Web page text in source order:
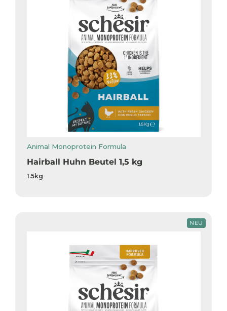
Animal Monoprotein Formula
Hairball Huhn Beutel 1,5 kg
1.5kg
NEU